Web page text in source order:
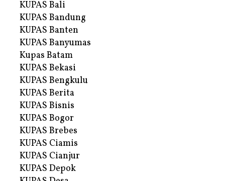
KUPAS Bali
KUPAS Bandung
KUPAS Banten
KUPAS Banyumas
Kupas Batam
KUPAS Bekasi
KUPAS Bengkulu
KUPAS Berita
KUPAS Bisnis
KUPAS Bogor
KUPAS Brebes
KUPAS Ciamis
KUPAS Cianjur
KUPAS Depok